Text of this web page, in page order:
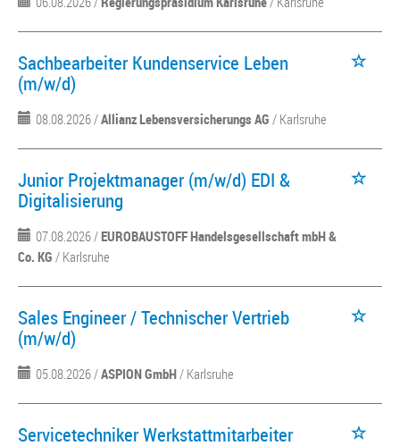
Sachbearbeiter Kundenservice Leben
(m/w/d)
08.08.2026 /Allianz Lebensversicherungs AG / Karlsruhe
Junior Projektmanager (m/w/d) EDI &
Digitalisierung
07.08.2026 /EUROBAUSTOFF Handelsgesellschaft mbH &
Co. KG / Karlsruhe
Sales Engineer / Technischer Vertrieb
(m/w/d)
05.08.2026 /ASPION GmbH/ Karlsruhe
Servicetechniker Werkstattmitarbeiter